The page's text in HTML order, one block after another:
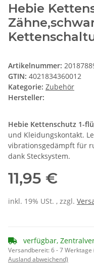
Hebie
Artikelnummer:
GTIN: 4021834360012
Kategorie: Zubehör
Hersteller:
Hebie Kettenschutz 1-
und Kleidungskontakt.
vibrationsgedämpft für
dank Stecksystem.
11,95 €
inkl. 19% USt. , zzgl.
verfügbar,
Versandbereit:6 - 7 Werktage
Ausland abweichend)